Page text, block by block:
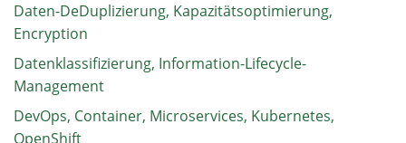
Daten-DeDuplizierung, Kapazitätsoptimierung,
Encryption
Datenklassifizierung, Information-Lifecycle-
Management
DevOps, Container, Microservices, Kubernetes,
OpenShift